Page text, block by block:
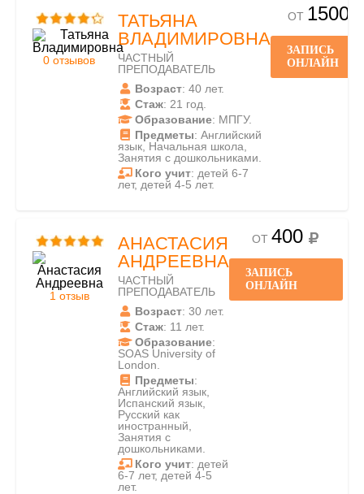
0 отзывов
ТАТЬЯНА
ВЛАДИМИРОВНА
ЧАСТНЫЙ
ПРЕПОДАВАТЕЛЬ
Возраст: 40 лет.
Стаж: 21 год.
Образование: МПГУ.
Предметы: Английский
язык, Начальная школа,
Занятия с дошкольниками.
Кого учит: детей 6-7
лет, детей 4-5 лет.
ОТ 1500
ЗАПИСЬ
ОНЛАЙН
1 отзыв
АНАСТАСИЯ
АНДРЕЕВНА
ЧАСТНЫЙ
ПРЕПОДАВАТЕЛЬ
Возраст: 30 лет.
Стаж: 11 лет.
Образование:
SOAS University of
London.
Предметы:
Английский язык,
Испанский язык,
Русский как
иностранный,
Занятия с
дошкольниками.
Кого учит: детей
6-7 лет, детей 4-5
лет.
ОТ 400
ЗАПИСЬ
ОНЛАЙН